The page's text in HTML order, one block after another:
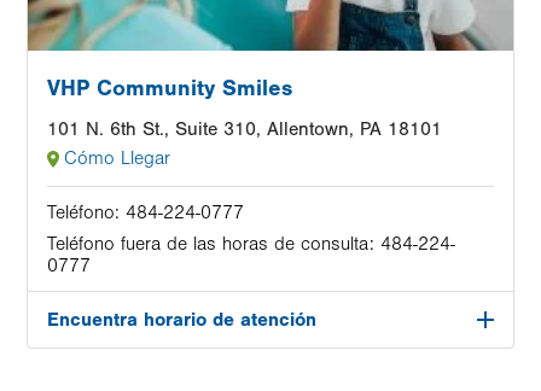
VHP Community Smiles
101 N. 6th St., Suite 310, Allentown, PA 18101
Cómo Llegar
Teléfono: 484-224-0777
Teléfono fuera de las horas de consulta: 484-224-
0777
Encuentra horario de atención